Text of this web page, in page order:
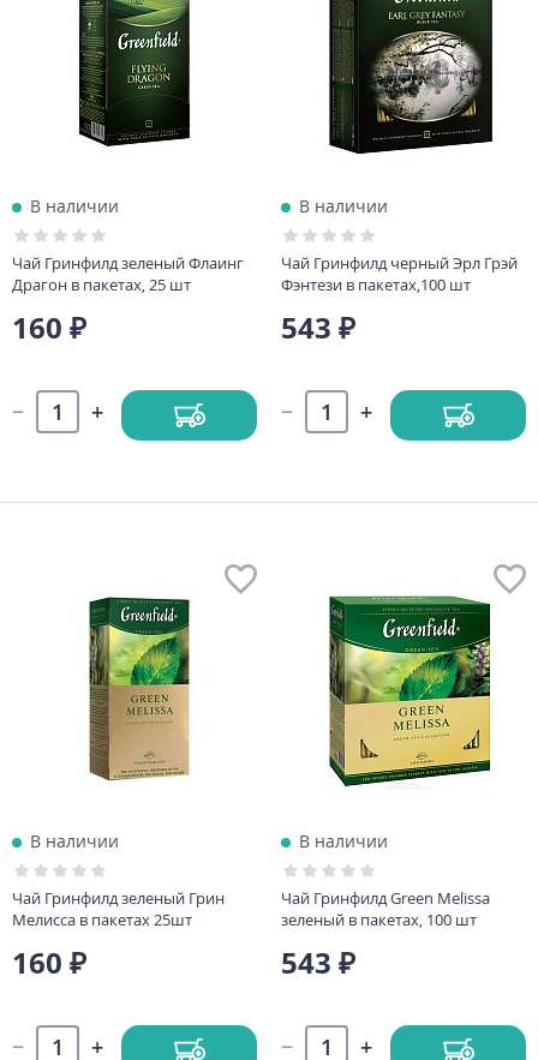
В наличии
Чай Гринфилд зеленый Флаинг
Драгон в пакетах, 25 шт
160 ₽
В наличии
Чай Гринфилд черный Эрл Грэй
Фэнтези в пакетах,100 шт
543 ₽
В наличии
Чай Гринфилд зеленый Грин
Мелисса в пакетах 25шт
160 ₽
В наличии
Чай Гринфилд Green Melissa
зеленый в пакетах, 100 шт
543 ₽